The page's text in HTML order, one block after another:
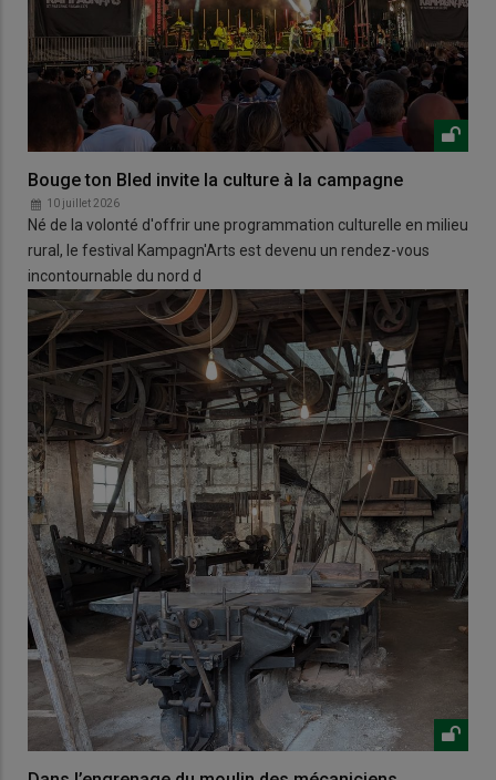
Bouge ton Bled invite la culture à la campagne
10 juillet 2026
Né de la volonté d'offrir une programmation culturelle en milieu
rural, le festival Kampagn'Arts est devenu un rendez-vous
incontournable du nord d